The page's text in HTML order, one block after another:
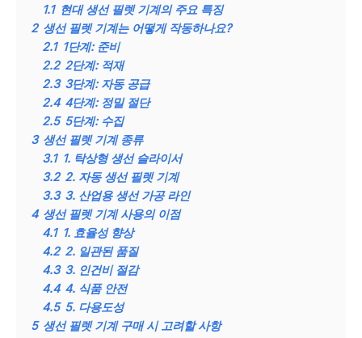
1.1 현대 생선 필렛 기계의 주요 특징
2 생선 필렛 기계는 어떻게 작동하나요?
2.1 1단계: 준비
2.2 2단계: 적재
2.3 3단계: 자동 공급
2.4 4단계: 정밀 절단
2.5 5단계: 수집
3 생선 필렛 기계 종류
3.1 1. 탁상형 생선 슬라이서
3.2 2. 자동 생선 필렛 기계
3.3 3. 산업용 생선 가공 라인
4 생선 필렛 기계 사용의 이점
4.1 1. 효율성 향상
4.2 2. 일관된 품질
4.3 3. 인건비 절감
4.4 4. 식품 안전
4.5 5. 다용도성
5 생선 필렛 기계 구매 시 고려할 사항